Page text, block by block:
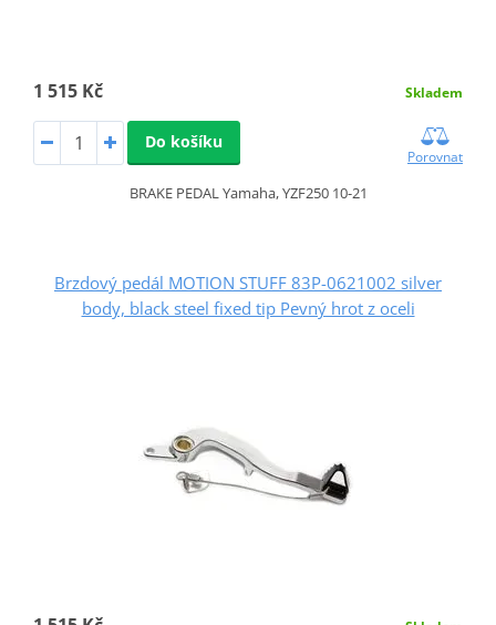
1 515 Kč Skladem
Do košíku
Porovnat
BRAKE PEDAL Yamaha, YZF250 10-21
Brzdový pedál MOTION STUFF 83P-0621002 silver
body, black steel fixed tip Pevný hrot z oceli